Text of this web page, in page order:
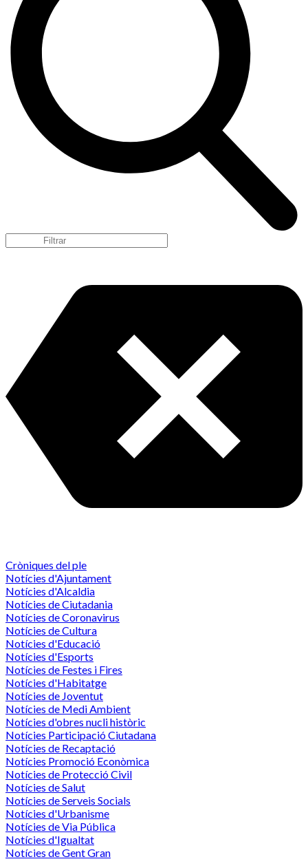
Cròniques del ple
Notícies d'Ajuntament
Notícies d'Alcaldia
Notícies de Ciutadania
Notícies de Coronavirus
Notícies de Cultura
Notícies d'Educació
Notícies d'Esports
Notícies de Festes i Fires
Notícies d'Habitatge
Notícies de Joventut
Notícies de Medi Ambient
Notícies d'obres nucli històric
Notícies Participació Ciutadana
Notícies de Recaptació
Notícies Promoció Econòmica
Notícies de Protecció Civil
Notícies de Salut
Notícies de Serveis Socials
Notícies d'Urbanisme
Notícies de Via Pública
Notícies d'Igualtat
Notícies de Gent Gran